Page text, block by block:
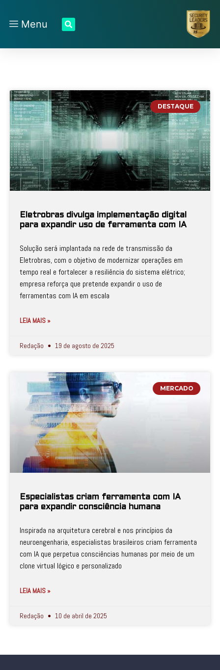
Menu
DESTAQUE
Eletrobras divulga implementação digital
para expandir uso de ferramenta com IA
Solução será implantada na rede de transmissão da
Eletrobras, com o objetivo de modernizar operações em
tempo real e fortalecer a resiliência do sistema elétrico;
empresa reforça que pretende expandir o uso de
ferramentas com IA em escala
LEIA MAIS »
Redação 19 de agosto de 2025
MERCADO
Especialistas criam ferramenta com IA
para expandir consciência humana
Inspirada na arquitetura cerebral e nos princípios da
neuroengenharia, especialistas brasileiros criam ferramenta
com IA que perpetua consciências humanas por meio de um
clone virtual lógico e personalizado
LEIA MAIS »
Redação 10 de abril de 2025